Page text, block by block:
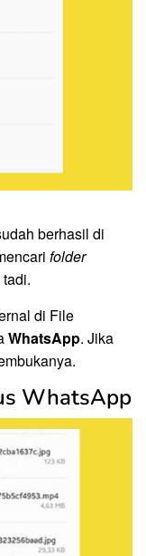
berhasil di
folder
di File
WhatsApp. Jika
WhatsApp